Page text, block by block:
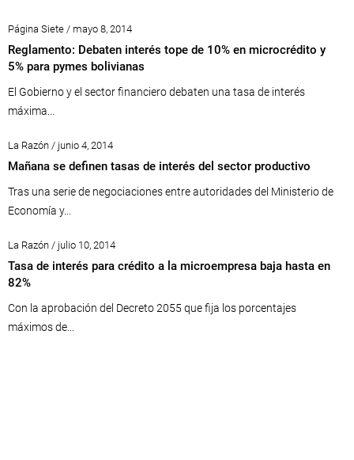
Página Siete / mayo 8, 2014
Reglamento: Debaten interés tope de 10% en microcrédito y
5% para pymes bolivianas
El Gobierno y el sector financiero debaten una tasa de interés
máxima...
La Razón / junio 4, 2014
Mañana se definen tasas de interés del sector productivo
Tras una serie de negociaciones entre autoridades del Ministerio de
Economía y...
La Razón / julio 10, 2014
Tasa de interés para crédito a la microempresa baja hasta en
82%
Con la aprobación del Decreto 2055 que fija los porcentajes
máximos de...